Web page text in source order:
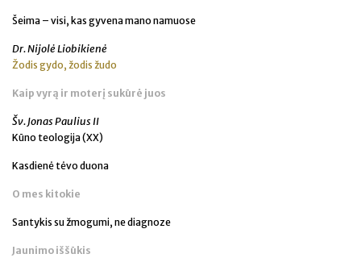
Šeima – visi, kas gyvena mano namuose
Dr. Nijolė Liobikienė
Žodis gydo, žodis žudo
Kaip vyrą ir moterį sukūrė juos
Šv. Jonas Paulius II
Kūno teologija (XX)
Kasdienė tėvo duona
O mes kitokie
Santykis su žmogumi, ne diagnoze
Jaunimo iššūkis